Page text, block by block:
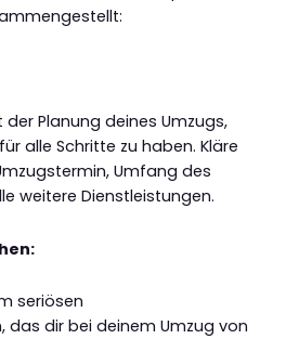
Planung deines Umzugs,
alle Schritte zu haben. Kläre
Umfang des
weitere Dienstleistungen.
seriösen
das dir bei deinem Umzug von